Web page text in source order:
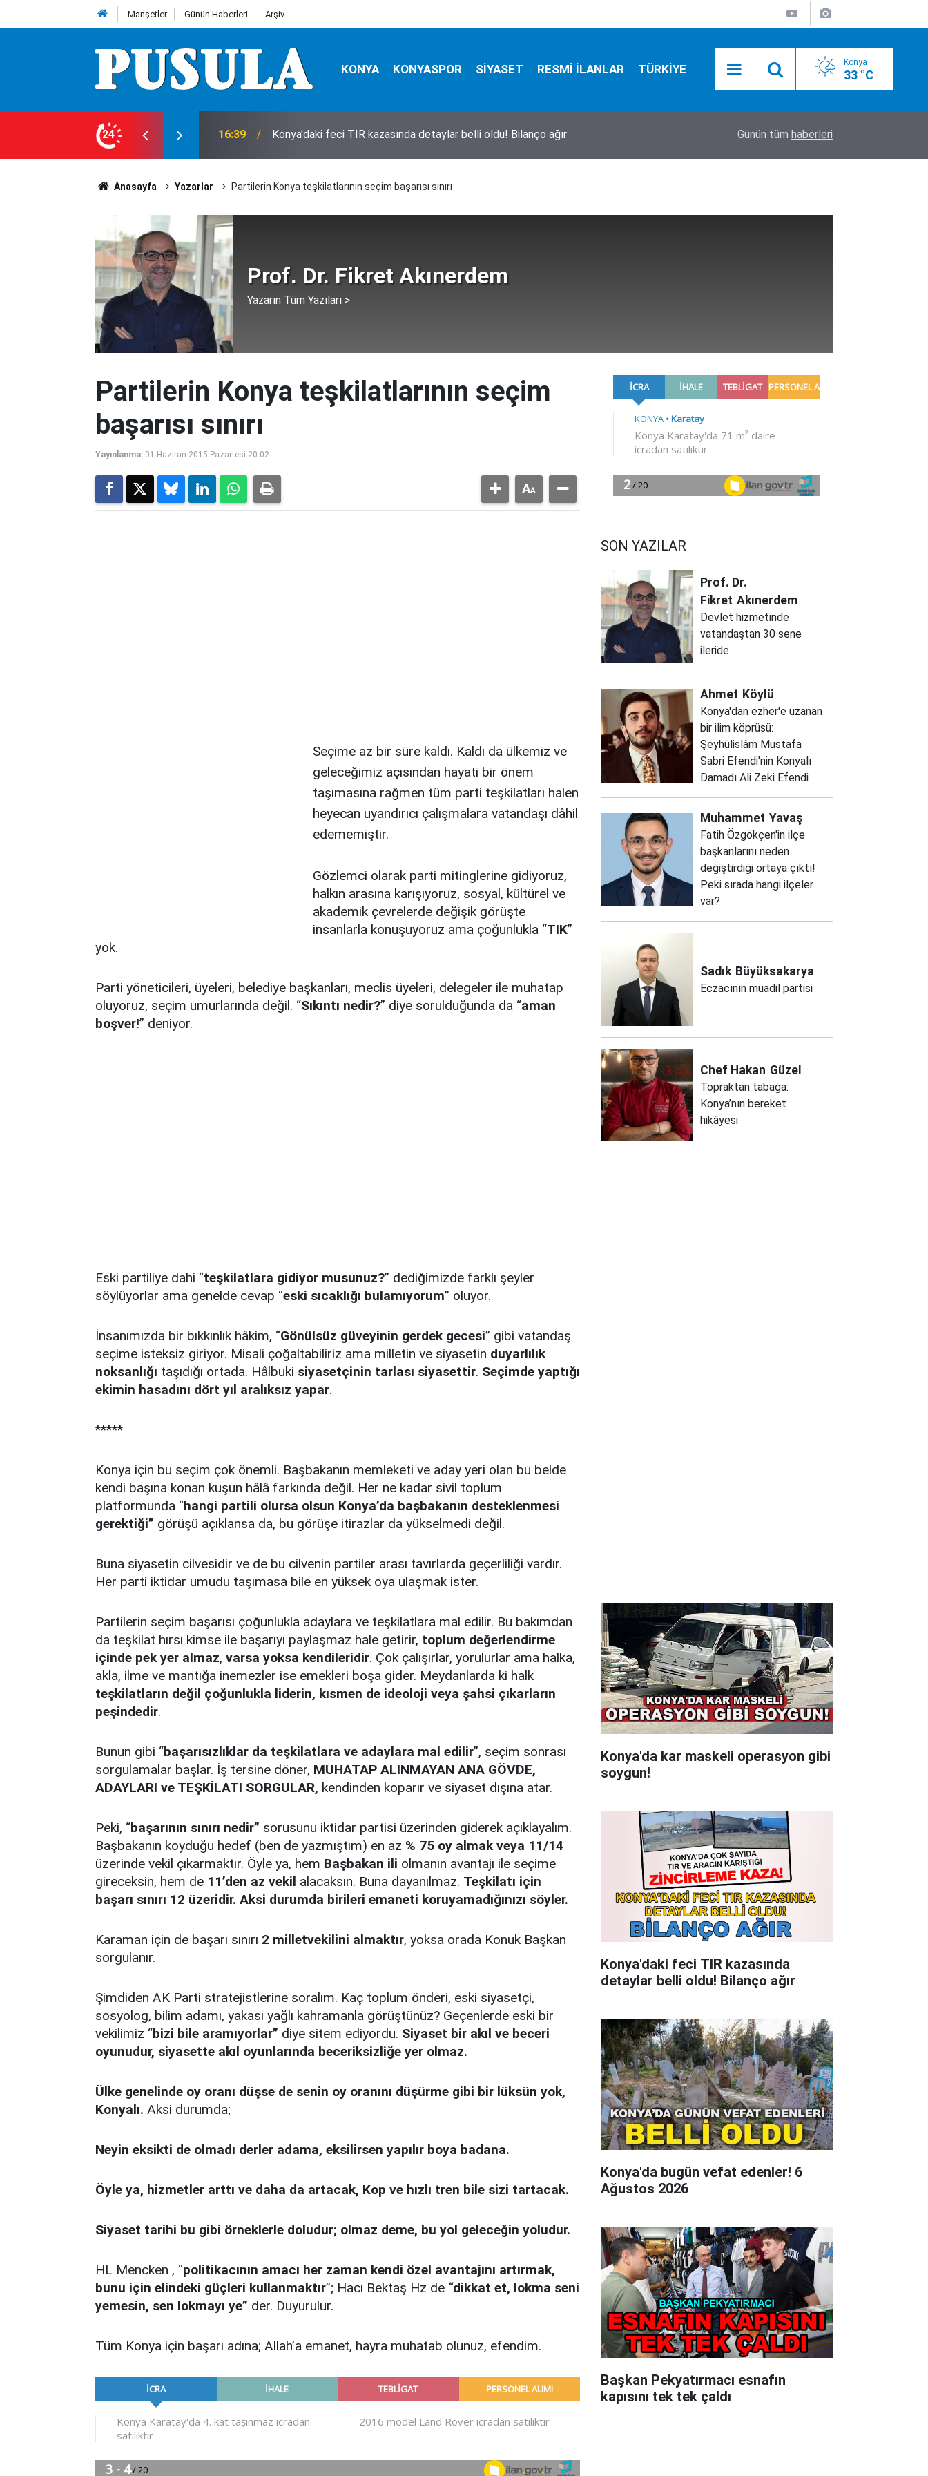
Manşetler Günün Haberleri Arşiv
KONYA KONYASPOR SİYASET RESMİ İLANLAR TÜRKİYE Konya
33 °C
24
belli oldu! Bilanço ağır 16:30 Konya'da bugün vefat edenler! 6 Ağustos 2026
yalnız bırakmadı!
Günün tüm haberleri
Anasayfa Yazarlar Partilerin Konya teşkilatlarının seçim başarısı sınırı
Prof. Dr. Fikret Akınerdem
Yazarın Tüm Yazıları >
Partilerin Konya teşkilatlarının seçim
başarısı sınırı
Yayınlanma: 01 Haziran 2015 Pazartesi 20:02
Seçime az bir süre kaldı. Kaldı da ülkemiz ve
geleceğimiz açısından hayati bir önem
taşımasına rağmen tüm parti teşkilatları halen
heyecan uyandırıcı çalışmalara vatandaşı dâhil
edememiştir.
Gözlemci olarak parti mitinglerine gidiyoruz,
halkın arasına karışıyoruz, sosyal, kültürel ve
akademik çevrelerde değişik görüşte
insanlarla konuşuyoruz ama çoğunlukla “TIK”
yok.
Parti yöneticileri, üyeleri, belediye başkanları, meclis üyeleri, delegeler ile muhatap
oluyoruz, seçim umurlarında değil. “Sıkıntı nedir?” diye sorulduğunda da “aman
boşver!” deniyor.
Eski partiliye dahi “teşkilatlara gidiyor musunuz?” dediğimizde farklı şeyler
söylüyorlar ama genelde cevap “eski sıcaklığı bulamıyorum” oluyor.
İnsanımızda bir bıkkınlık hâkim, “Gönülsüz güveyinin gerdek gecesi” gibi vatandaş
seçime isteksiz giriyor. Misali çoğaltabiliriz ama milletin ve siyasetin duyarlılık
noksanlığı taşıdığı ortada. Hâlbuki siyasetçinin tarlası siyasettir. Seçimde yaptığı
ekimin hasadını dört yıl aralıksız yapar.
*****
Konya için bu seçim çok önemli. Başbakanın memleketi ve aday yeri olan bu belde
kendi başına konan kuşun hâlâ farkında değil. Her ne kadar sivil toplum
platformunda “hangi partili olursa olsun Konya’da başbakanın desteklenmesi
gerektiği” görüşü açıklansa da, bu görüşe itirazlar da yükselmedi değil.
Buna siyasetin cilvesidir ve de bu cilvenin partiler arası tavırlarda geçerliliği vardır.
Her parti iktidar umudu taşımasa bile en yüksek oya ulaşmak ister.
Partilerin seçim başarısı çoğunlukla adaylara ve teşkilatlara mal edilir. Bu bakımdan
da teşkilat hırsı kimse ile başarıyı paylaşmaz hale getirir, toplum değerlendirme
içinde pek yer almaz, varsa yoksa kendileridir. Çok çalışırlar, yorulurlar ama halka,
akla, ilme ve mantığa inemezler ise emekleri boşa gider. Meydanlarda ki halk
teşkilatların değil çoğunlukla liderin, kısmen de ideoloji veya şahsi çıkarların
peşindedir.
Bunun gibi “başarısızlıklar da teşkilatlara ve adaylara mal edilir”, seçim sonrası
sorgulamalar başlar. İş tersine döner, MUHATAP ALINMAYAN ANA GÖVDE,
ADAYLARI ve TEŞKİLATI SORGULAR, kendinden koparır ve siyaset dışına atar.
Peki, “başarının sınırı nedir” sorusunu iktidar partisi üzerinden giderek açıklayalım.
Başbakanın koyduğu hedef (ben de yazmıştım) en az % 75 oy almak veya 11/14
üzerinde vekil çıkarmaktır. Öyle ya, hem Başbakan ili olmanın avantajı ile seçime
gireceksin, hem de 11’den az vekil alacaksın. Buna dayanılmaz. Teşkilatı için
başarı sınırı 12 üzeridir. Aksi durumda birileri emaneti koruyamadığınızı söyler.
Karaman için de başarı sınırı 2 milletvekilini almaktır, yoksa orada Konuk Başkan
sorgulanır.
Şimdiden AK Parti stratejistlerine soralım. Kaç toplum önderi, eski siyasetçi,
sosyolog, bilim adamı, yakası yağlı kahramanla görüştünüz? Geçenlerde eski bir
vekilimiz “bizi bile aramıyorlar” diye sitem ediyordu. Siyaset bir akıl ve beceri
oyunudur, siyasette akıl oyunlarında beceriksizliğe yer olmaz.
Ülke genelinde oy oranı düşse de senin oy oranını düşürme gibi bir lüksün yok,
Konyalı. Aksi durumda;
Neyin eksikti de olmadı derler adama, eksilirsen yapılır boya badana.
Öyle ya, hizmetler arttı ve daha da artacak, Kop ve hızlı tren bile sizi tartacak.
Siyaset tarihi bu gibi örneklerle doludur; olmaz deme, bu yol geleceğin yoludur.
HL Mencken , “politikacının amacı her zaman kendi özel avantajını artırmak,
bunu için elindeki güçleri kullanmaktır”; Hacı Bektaş Hz de “dikkat et, lokma seni
yemesin, sen lokmayı ye” der. Duyurulur.
Tüm Konya için başarı adına; Allah’a emanet, hayra muhatab olunuz, efendim.
SON YAZILAR
Prof. Dr.
Fikret Akınerdem
Devlet hizmetinde
vatandaştan 30 sene
ileride
Ahmet Köylü
Konya'dan ezher'e uzanan
bir ilim köprüsü:
Şeyhülislâm Mustafa
Sabri Efendi'nin Konyalı
Damadı Ali Zeki Efendi
Muhammet Yavaş
Fatih Özgökçen'in ilçe
başkanlarını neden
değiştirdiği ortaya çıktı!
Peki sırada hangi ilçeler
var?
Sadık Büyüksakarya
Eczacının muadil partisi
Chef Hakan Güzel
Topraktan tabağa:
Konya’nın bereket
hikâyesi
Konya'da kar maskeli operasyon gibi
soygun!
Konya'daki feci TIR kazasında
detaylar belli oldu! Bilanço ağır
Konya'da bugün vefat edenler! 6
Ağustos 2026
Başkan Pekyatırmacı esnafın
kapısını tek tek çaldı